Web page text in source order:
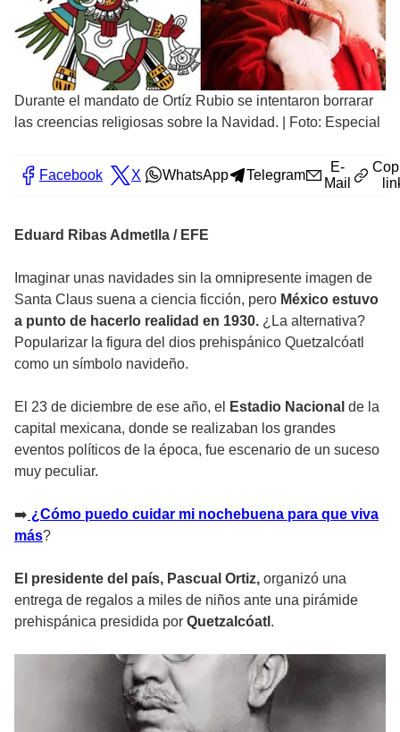
Durante el mandato de Ortíz Rubio se intentaron borrarar
las creencias religiosas sobre la Navidad. | Foto: Especial
Facebook X WhatsApp Telegram
E-
Mail
Eduard Ribas Admetlla / EFE
Imaginar unas navidades sin la omnipresente imagen de
Santa Claus suena a ciencia ficción, pero México estuvo
a punto de hacerlo realidad en 1930. ¿La alternativa?
Popularizar la figura del dios prehispánico Quetzalcóatl
como un símbolo navideño.
El 23 de diciembre de ese año, el Estadio Nacional de la
capital mexicana, donde se realizaban los grandes
eventos políticos de la época, fue escenario de un suceso
muy peculiar.
➡️ ¿Cómo puedo cuidar mi nochebuena para que viva
más?
El presidente del país, Pascual Ortiz, organizó una
entrega de regalos a miles de niños ante una pirámide
prehispánica presidida por Quetzalcóatl .